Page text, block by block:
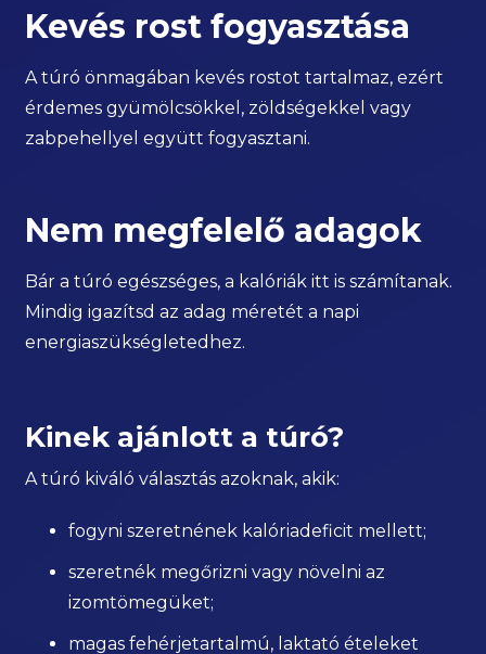
Kevés rost fogyasztása
A túró önmagában kevés rostot tartalmaz, ezért
érdemes gyümölcsökkel, zöldségekkel vagy
zabpehellyel együtt fogyasztani.
Nem megfelelő adagok
Bár a túró egészséges, a kalóriák itt is számítanak.
Mindig igazítsd az adag méretét a napi
energiaszükségletedhez.
Kinek ajánlott a túró?
A túró kiváló választás azoknak, akik:
fogyni szeretnének kalóriadeficit mellett;
szeretnék megőrizni vagy növelni az
izomtömegüket;
magas fehérjetartalmú, laktató ételeket